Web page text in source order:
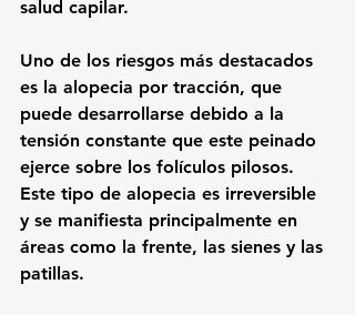
salud capilar.
Uno de los riesgos más destacados
es la alopecia por tracción, que
puede desarrollarse debido a la
tensión constante que este peinado
ejerce sobre los folículos pilosos.
Este tipo de alopecia es irreversible
y se manifiesta principalmente en
áreas como la frente, las sienes y las
patillas.